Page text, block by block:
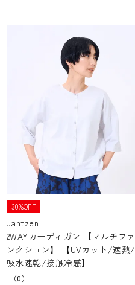
30%OFF
Jantzen
2WAYカーディガン 【マルチファ
ンクション】 【UVカット/遮熱/
吸水速乾/接触冷感】
（0）